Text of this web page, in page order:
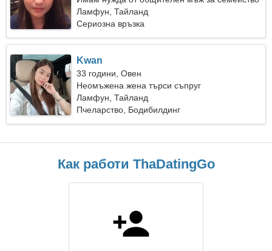
Ламфун, Тайланд
Сериозна връзка
Kwan
33 години, Овен
Неомъжена жена търси съпруг
Ламфун, Тайланд
Пчеларство, Бодибилдинг
Как работи ThaDatingGo